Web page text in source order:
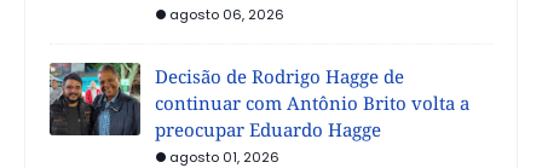
agosto 06, 2026
Decisão de Rodrigo Hagge de
continuar com Antônio Brito volta a
preocupar Eduardo Hagge
agosto 01, 2026